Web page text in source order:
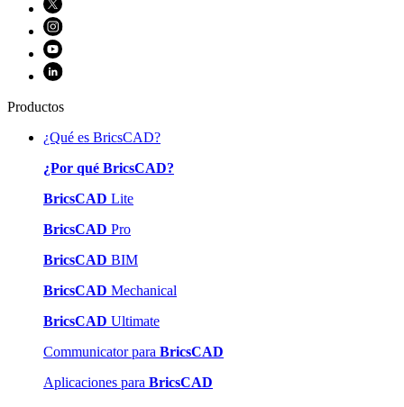
Productos
¿Qué es BricsCAD?
¿Por qué BricsCAD?
BricsCAD Lite
BricsCAD Pro
BricsCAD BIM
BricsCAD Mechanical
BricsCAD Ultimate
Communicator para BricsCAD
Aplicaciones para BricsCAD